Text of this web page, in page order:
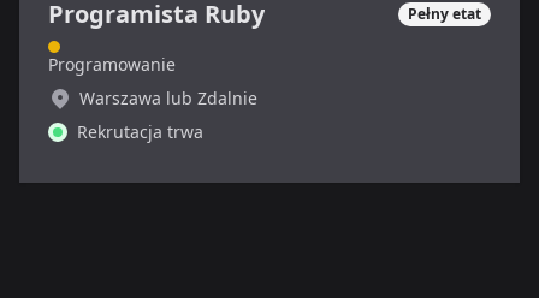
Programista Ruby Pełny etat
Programowanie
Warszawa lub Zdalnie
Rekrutacja trwa